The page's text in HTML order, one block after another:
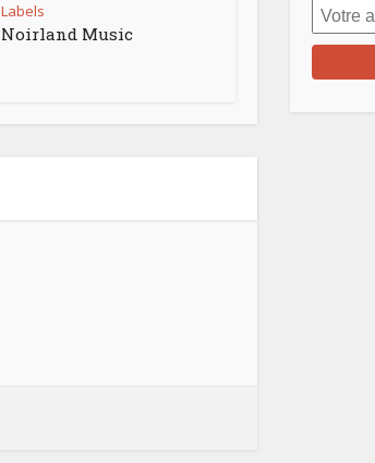
Labels
Noirland Music